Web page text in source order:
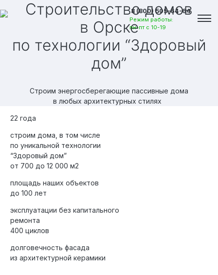
8 (800) 505-64-64
Режим работы:
пн-пт с 10-19
Вакансии
Элитные «Здоровые дома»
Строительство домов
в Орске
по технологии “Здоровый
дом”
Строим энергосберегающие пассивные дома
в любых архитектурных стилях
22 года
строим дома, в том числе
по уникальной технологии
“Здоровый дом”
от 700 до 12 000 м2
площадь наших объектов
до 100 лет
эксплуатации без капитального
ремонта
400 циклов
долговечность фасада
из архитектурной керамики